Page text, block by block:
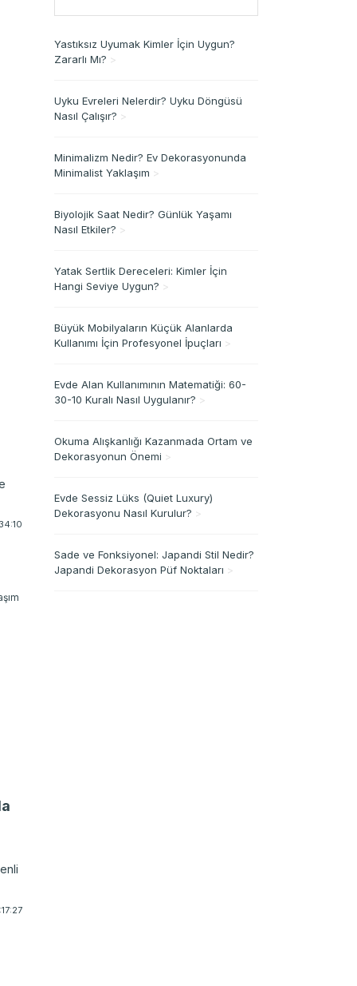
Yastıksız Uyumak Kimler İçin Uygun?
Zararlı Mı? >
Uyku Evreleri Nelerdir? Uyku Döngüsü
Nasıl Çalışır? >
Minimalizm Nedir? Ev Dekorasyonunda
Minimalist Yaklaşım >
Biyolojik Saat Nedir? Günlük Yaşamı
Nasıl Etkiler? >
Yatak Sertlik Dereceleri: Kimler İçin
Hangi Seviye Uygun? >
Büyük Mobilyaların Küçük Alanlarda
Kullanımı İçin Profesyonel İpuçları >
Evde Alan Kullanımının Matematiği: 60-
30-10 Kuralı Nasıl Uygulanır? >
Okuma Alışkanlığı Kazanmada Ortam ve
Dekorasyonun Önemi >
Evde Sessiz Lüks (Quiet Luxury)
Dekorasyonu Nasıl Kurulur? >
Sade ve Fonksiyonel: Japandi Stil Nedir?
Japandi Dekorasyon Püf Noktaları >